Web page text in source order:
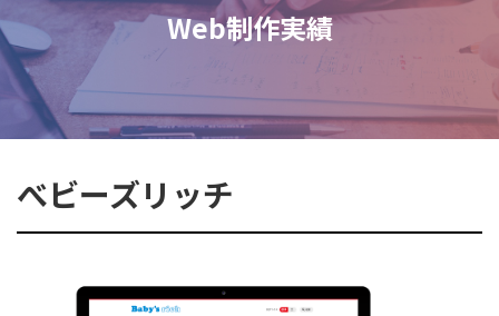
Web制作実績
べビーズリッチ